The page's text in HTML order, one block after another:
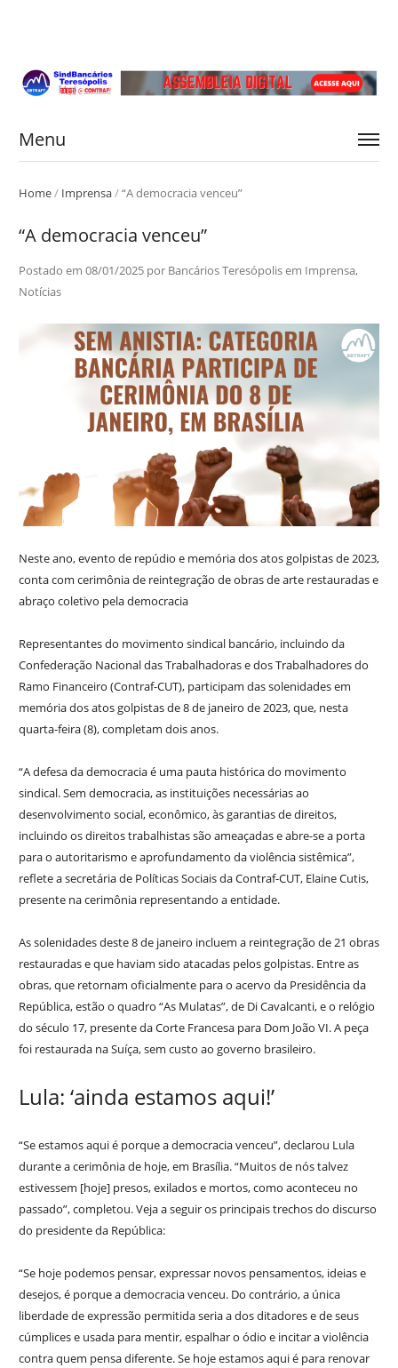
Menu
Home/ Imprensa/“A democracia venceu”
“A democracia venceu”
Postado em 08/01/2025por Bancários Teresópolisem Imprensa,
Notícias
Neste ano, evento de repúdio e memória dos atos golpistas de 2023,
conta com cerimônia de reintegração de obras de arte restauradas e
abraço coletivo pela democracia
Representantes do movimento sindical bancário, incluindo da
Confederação Nacional das Trabalhadoras e dos Trabalhadores do
Ramo Financeiro (Contraf-CUT), participam das solenidades em
memória dos atos golpistas de 8 de janeiro de 2023, que, nesta
quarta-feira (8), completam dois anos.
“A defesa da democracia é uma pauta histórica do movimento
sindical. Sem democracia, as instituições necessárias ao
desenvolvimento social, econômico, às garantias de direitos,
incluindo os direitos trabalhistas são ameaçadas e abre-se a porta
para o autoritarismo e aprofundamento da violência sistêmica”,
reflete a secretária de Políticas Sociais da Contraf-CUT, Elaine Cutis,
presente na cerimônia representando a entidade.
As solenidades deste 8 de janeiro incluem a reintegração de 21 obras
restauradas e que haviam sido atacadas pelos golpistas. Entre as
obras, que retornam oficialmente para o acervo da Presidência da
República, estão o quadro “As Mulatas”, de Di Cavalcanti, e o relógio
do século 17, presente da Corte Francesa para Dom João VI. A peça
foi restaurada na Suíça, sem custo ao governo brasileiro.
Lula: ‘ainda estamos aqui!’
“Se estamos aqui é porque a democracia venceu”, declarou Lula
durante a cerimônia de hoje, em Brasília. “Muitos de nós talvez
estivessem [hoje] presos, exilados e mortos, como aconteceu no
passado”, completou. Veja a seguir os principais trechos do discurso
do presidente da República:
“Se hoje podemos pensar, expressar novos pensamentos, ideias e
desejos, é porque a democracia venceu. Do contrário, a única
liberdade de expressão permitida seria a dos ditadores e de seus
cúmplices e usada para mentir, espalhar o ódio e incitar a violência
contra quem pensa diferente. Se hoje estamos aqui é para renovar